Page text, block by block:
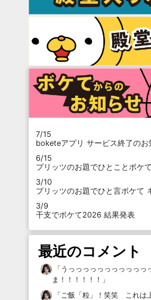
7/15
boketeアプリ サービス終了のお
6/15
プリッツのお題でひとことボケ
3/10
プリッツのお題でひと言ボケて
3/9
干支でボケて2026 結果発表
最近のコメント
「 うっっっっっっっっっっっ
ま！！！！！！ 」
「 ご飯「粒」！笑笑 これは